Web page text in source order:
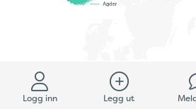
Logg inn Legg ut